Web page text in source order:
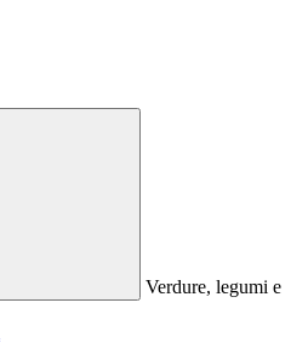
Verdure, legumi e